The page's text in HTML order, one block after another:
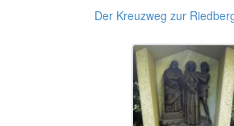
Der Kreuzweg zur